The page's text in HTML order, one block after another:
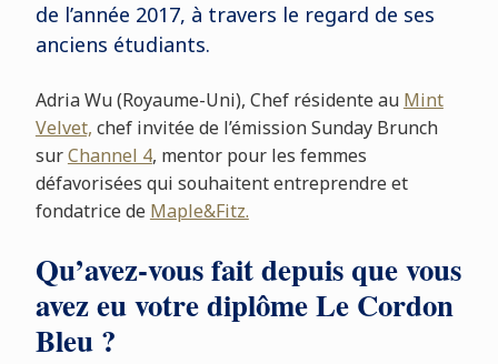
de l’année 2017, à travers le regard de ses
anciens étudiants.
Adria Wu (Royaume-Uni), Chef résidente au Mint
Velvet, chef invitée de l’émission Sunday Brunch
surChannel 4, mentor pour les femmes
défavorisées qui souhaitent entreprendre et
fondatrice de Maple&Fitz.
Qu’avez-vous fait depuis que vous
avez eu votre diplôme Le Cordon
Bleu ?